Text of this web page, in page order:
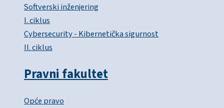
Softverski inženjering
I. ciklus
Cybersecurity - Kibernetička sigurnost
II. ciklus
Pravni fakultet
Opće pravo